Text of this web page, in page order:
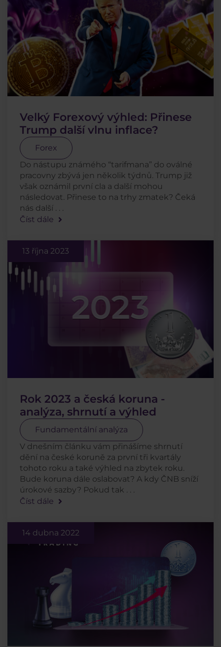
Velký Forexový výhled: Přinese
Trump další vlnu inflace?
Forex
Do nástupu známého “tarifmana” do oválné
pracovny zbývá jen několik týdnů. Trump již
však oznámil první cla a další mohou
následovat. Přinese to na trhy zmatek? Čeká
nás další . . .
Číst dále
13 října 2023
Rok 2023 a česká koruna -
analýza, shrnutí a výhled
Fundamentální analýza
V dnešním článku vám přinášíme shrnutí
dění na české koruně za první tři kvartály
tohoto roku a také výhled na zbytek roku.
Bude koruna dále oslabovat? A kdy ČNB sníží
úrokové sazby? Pokud tak . . .
Číst dále
14 dubna 2022